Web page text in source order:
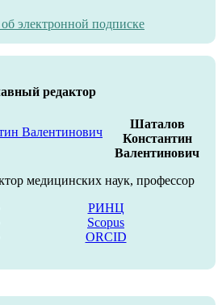
электронной подписке
редактор
Шаталов
Константин
Валентинович
медицинских наук, профессор
РИНЦ
Scopus
ORCID